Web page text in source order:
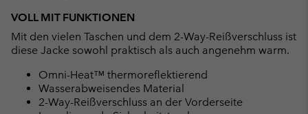
VOLL MIT FUNKTIONEN
Mit den vielen Taschen und dem 2-Way-Reißverschluss ist
diese Jacke sowohl praktisch als auch angenehm warm.
Omni-Heat™ thermoreflektierend
Wasserabweisendes Material
2-Way-Reißverschluss an der Vorderseite